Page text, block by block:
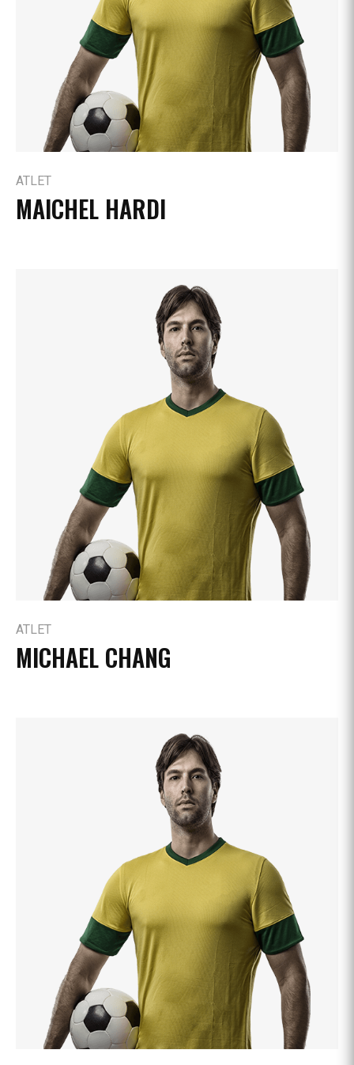
ATLET
MAICHEL HARDI
ATLET
MICHAEL CHANG